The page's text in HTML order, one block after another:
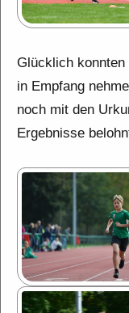
Glücklich konnten
in Empfang
noch mit den
Ergebnisse